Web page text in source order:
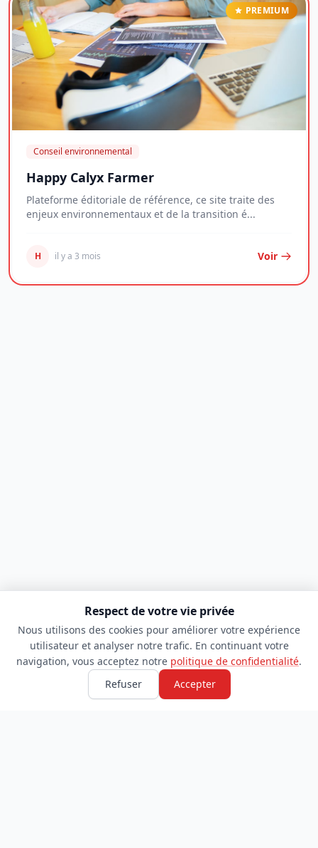
PREMIUM
Conseil environnemental
Happy Calyx Farmer
Plateforme éditoriale de référence, ce site traite des
enjeux environnementaux et de la transition é...
H il y a 3 mois Voir
Respect de votre vie privée
Nous utilisons des cookies pour améliorer votre expérience
utilisateur et analyser notre trafic. En continuant votre
navigation, vous acceptez notre politique de confidentialité.
Refuser
Accepter